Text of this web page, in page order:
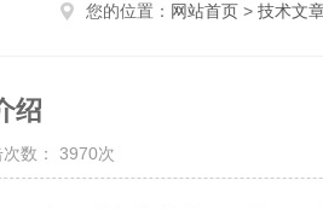
您的位置： 网站首页 > 技术文
绍
数： 3970次